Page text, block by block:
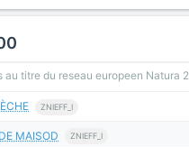
au titre du reseau europeen Natura
ZNIEFF_I
MAISOD ZNIEFF_I